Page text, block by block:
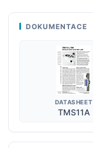
DOKUMENTACE
DATASHEET
TMS11A